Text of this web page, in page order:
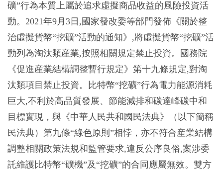
礦”行為本質上屬於追求虛擬商品收益的風險投資活
動。2021年9月3日,國家發改委等部門發佈《關於整
治虛擬貨幣“挖礦”活動的通知》,將虛擬貨幣“挖礦”活
動列為淘汰類産業,按照相關規定禁止投資。國務院
《促進産業結構調整暫行規定》第十九條規定,對淘
汰類項目禁止投資。比特幣“挖礦”行為電力能源消耗
巨大,不利於高品質發展、節能減排和碳達峰碳中和
目標實現，與《中華人民共和國民法典》（以下簡稱
民法典）第九條“綠色原則”相悖，亦不符合産業結構
調整相關政策法規和監管要求,違反公序良俗,案涉委
託維護比特幣“礦機”及“挖礦”的合同應屬無效。雙方